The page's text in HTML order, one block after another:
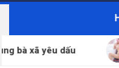
Gái gọi giá rẻ